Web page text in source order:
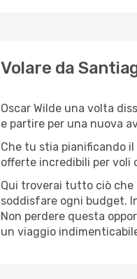
Volare da
Oscar Wilde una volta
e partire per una nuova
Che tu stia pianificando
offerte incredibili per voli
Qui troverai tutto ciò che
soddisfare ogni budget.
Non perdere questa
un viaggio